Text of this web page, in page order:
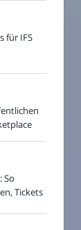
für IFS
So
Tickets